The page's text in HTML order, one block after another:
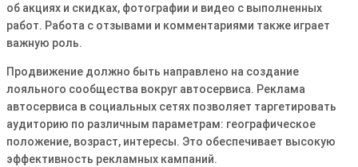
об акциях и скидках, фотографии и видео с выполненных
работ. Работа с отзывами и комментариями также играет
важную роль.
Продвижение должно быть направлено на создание
лояльного сообщества вокруг автосервиса. Реклама
автосервиса в социальных сетях позволяет таргетировать
аудиторию по различным параметрам: географическое
положение, возраст, интересы. Это обеспечивает высокую
эффективность рекламных кампаний.